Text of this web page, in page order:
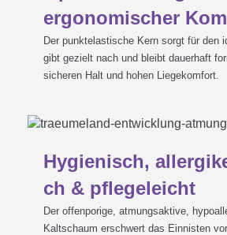
ergonomischer
Der punktelastische Kern sorgt für den
gibt gezielt nach und bleibt dauerhaft
sicheren Halt und hohen Liegekomfort.
Hygienisch,
ch & pflegeleicht
Der offenporige, atmungsaktive,
Kaltschaum erschwert das Einnisten